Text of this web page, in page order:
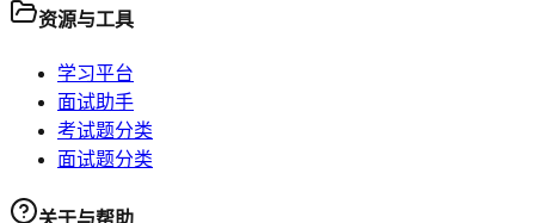
资源与工具
学习平台
面试助手
考试题分类
面试题分类